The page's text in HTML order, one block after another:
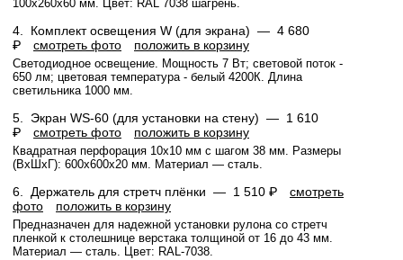
100х260х60 мм. Цвет: RAL 7038 шагрень.
4. Комплект освещения W (для экрана) — 4 680
₽
смотреть фото положить в корзину
Светодиодное освещение. Мощность 7 Вт; световой поток -
650 лм; цветовая температура - белый 4200К. Длина
светильника 1000 мм.
5. Экран WS-60 (для установки на стену) — 1 610
₽
смотреть фото положить в корзину
Квадратная перфорация 10х10 мм с шагом 38 мм. Размеры
(ВхШхГ): 600x600x20 мм. Материал — сталь.
6. Держатель для стретч плёнки — 1 510 ₽
смотреть
фото
положить в корзину
Предназначен для надежной установки рулона со стретч
пленкой к столешнице верстака толщиной от 16 до 43 мм.
Материал — сталь. Цвет: RAL-7038.